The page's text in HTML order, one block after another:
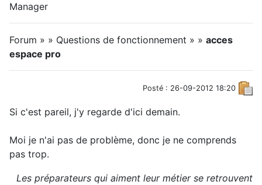
Manager
Forum » » Questions de fonctionnement » » acces
espace pro
Posté : 26-09-2012 18:20
Si c'est pareil, j'y regarde d'ici demain.
Moi je n'ai pas de problème, donc je ne comprends
pas trop.
Les préparateurs qui aiment leur métier se retrouvent